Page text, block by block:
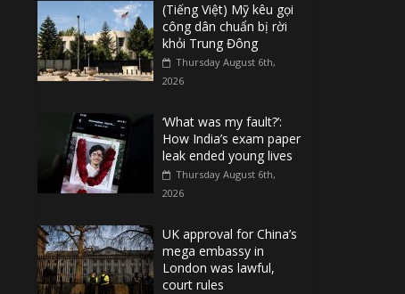
(Tiếng Việt) Mỹ kêu gọi
công dân chuẩn bị rời
khỏi Trung Đông
Thursday August 6th,
2026
‘What was my fault?’:
How India’s exam paper
leak ended young lives
Thursday August 6th,
2026
UK approval for China’s
mega embassy in
London was lawful,
court rules